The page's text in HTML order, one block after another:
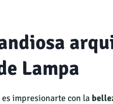
Lampa
es impresionarte con la